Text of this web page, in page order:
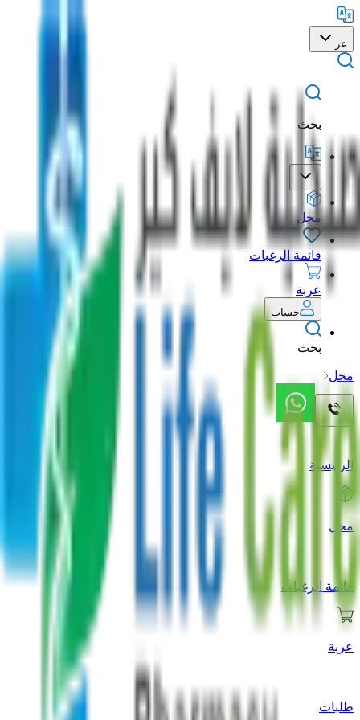
عر
بحث
محل
قائمة الرغبات
عربة
حساب
بحث
محل
الرئيسية
محل
قائمة الرغبات
عربة
طلبات